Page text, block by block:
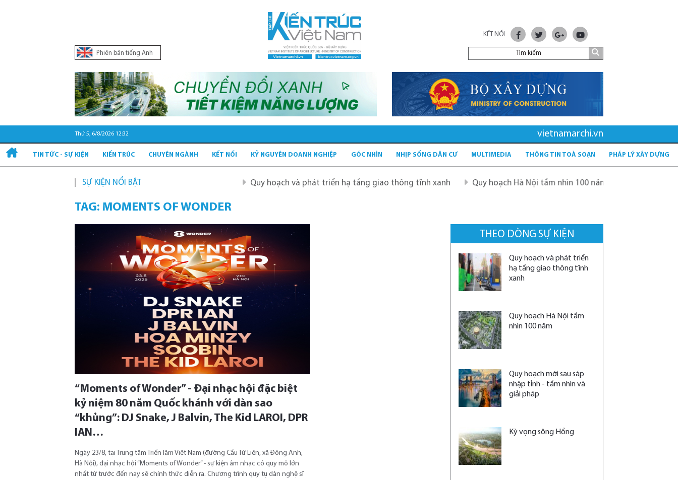
Phiên bản tiếng Anh
KẾT NỐI
Thứ 5, 6/8/2026 12:32 vietnamarchi.vn
TIN TỨC - SỰ KIỆN KIẾN TRÚC CHUYÊN NGÀNH KẾT NỐI KỶ NGUYÊN DOANH NGHIỆP GÓC NHÌN NHỊP SỐNG DÂN CƯ MULTIMEDIA THÔNG TIN TOÀ SOẠN PHÁP LÝ XÂY DỰNG
SỰ KIỆN NỔI BẬT Quy hoạch và phát triển hạ tầng giao thông tĩnh xanh Quy hoạch Hà Nội tầm nhìn 100 năm Quy hoạch mới sau
TAG: MOMENTS OF WONDER
“Moments of Wonder” - Đại nhạc hội đặc biệt
kỷ niệm 80 năm Quốc khánh với dàn sao
“khủng”: DJ Snake, J Balvin, The Kid LAROI, DPR
IAN…
Ngày 23/8, tại Trung tâm Triển lãm Việt Nam (đường Cầu Tứ Liên, xã Đông Anh,
Hà Nội), đại nhạc hội “Moments of Wonder” - sự kiện âm nhạc có quy mô lớn
nhất từ trước đến nay sẽ chính thức diễn ra. Chương trình quy tụ dàn nghệ sĩ
THEO DÒNG SỰ KIỆN
Quy hoạch và phát triển
hạ tầng giao thông tĩnh
xanh
Quy hoạch Hà Nội tầm
nhìn 100 năm
Quy hoạch mới sau sáp
nhập tỉnh - tầm nhìn và
giải pháp
Kỳ vọng sông Hồng